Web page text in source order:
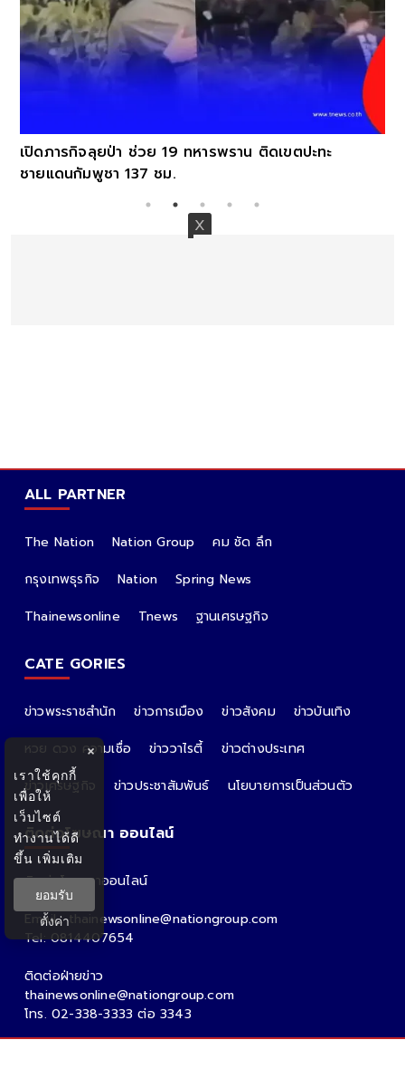
เปิดภารกิจลุยป่า ช่วย 19 ทหารพราน ติดเขตปะทะ
ชายแดนกัมพูชา 137 ชม.
ALL PARTNER
The Nation Nation Group
คม ชัด ลึก
กรุงเทพธุรกิจ
Nation
Spring News
Thainewsonline
Tnews ฐานเศรษฐกิจ
CATE GORIES
ข่าวพระราชสำนัก ข่าวการเมือง ข่าวสังคม
ข่าวบันเทิง
หวย ดวง ความเชื่อ
ข่าววาไรตี้
ข่าวต่างประเทศ
ข่าวเศรษฐกิจ
ข่าวประชาสัมพันธ์ นโยบายการเป็นส่วนตัว
ติดต่อโฆษณา ออนไลน์
ติดต่อโฆษณาออนไลน์
คุณอ้อ
Email : thainewsonline@nationgroup.com
Tel: 0814407654
ติดต่อฝ่ายข่าว
thainewsonline@nationgroup.com
โทร. 02-338-3333 ต่อ 3343
×
เราใช้คุกกี้
เพื่อให้
เว็บไซต์
ทำงานได้ดี
ขึ้น เพิ่มเติม
ยอมรับ
ตั้งค่า